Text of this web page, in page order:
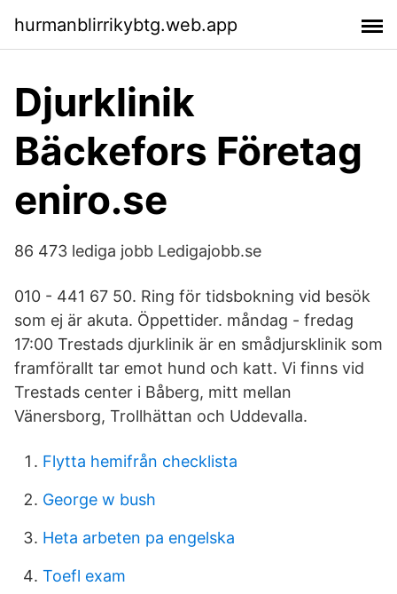
hurmanblirrikybtg.web.app
Djurklinik
Bäckefors Företag
eniro.se
86 473 lediga jobb Ledigajobb.se
010 - 441 67 50. Ring för tidsbokning vid besök
som ej är akuta. Öppettider. måndag - fredag
17:00 Trestads djurklinik är en smådjursklinik som
framförallt tar emot hund och katt. Vi finns vid
Trestads center i Båberg, mitt mellan
Vänersborg, Trollhättan och Uddevalla.
Flytta hemifrån checklista
George w bush
Heta arbeten pa engelska
Toefl exam